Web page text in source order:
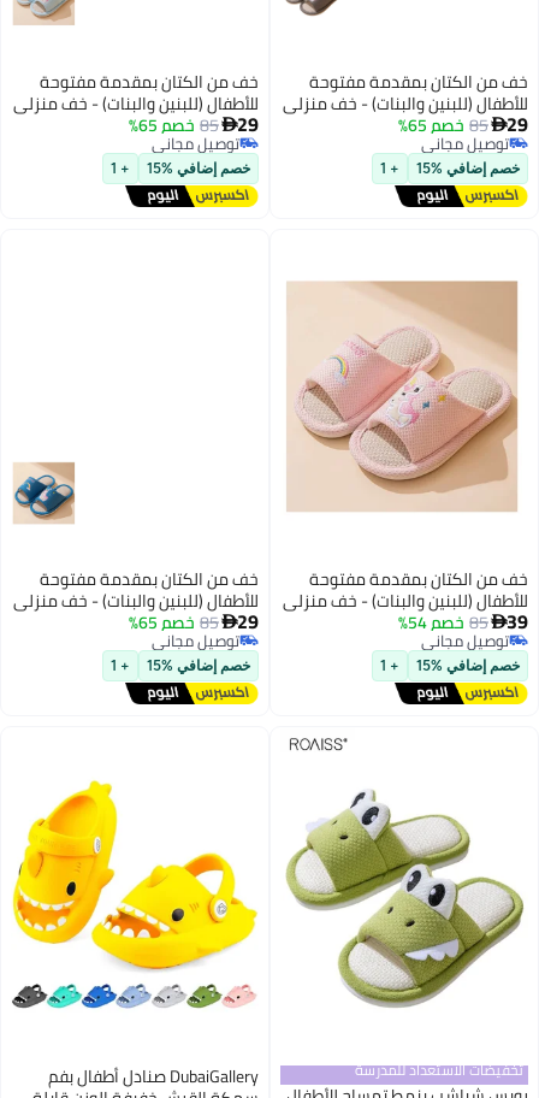
الكتان بمقدمة مفتوحة
(للبنين والبنات) - خف منزلي

85خصم 65%
توصيل مجاني
توصيل مجاني
إضافي %15 + 1
خف من الكتان بمقدمة مفتوحة
للأطفال (للبنين والبنات) - خف منزلي
للأطفال
 29
85خصم 65%
توصيل مجاني
توصيل مجاني
خصم إضافي %15 + 1
الكتان بمقدمة مفتوحة
(للبنين والبنات) - خف منزلي

85خصم 54%
توصيل مجاني
توصيل مجاني
إضافي %15 + 1
خف من الكتان بمقدمة مفتوحة
للأطفال (للبنين والبنات) - خف منزلي
للأطفال
 29
85خصم 65%
توصيل مجاني
توصيل مجاني
خصم إضافي %15 + 1
الاستعداد للمدرسة DubaiGallery صنادل أطفال بفم